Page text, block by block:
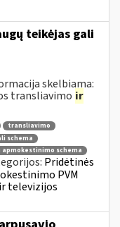
teikėjas gali
skelbiama:
transliavimo ir
transliavimo
schema
apmokestinimo schema
Pridėtinės
PVM
televizijos